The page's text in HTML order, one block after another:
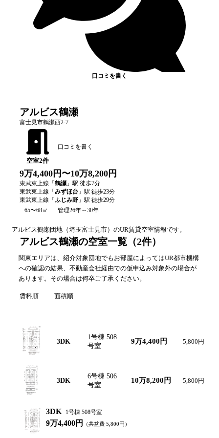
口コミを書く
アルビス鶴瀬
富士見市鶴瀬西2-7
空室2件
口コミを書く
9万4,400円〜10万8,200円
東武東上線 「 鶴瀬 」駅 徒歩7分
東武東上線 「 みずほ台 」駅 徒歩23分
東武東上線 「 ふじみ野 」駅 徒歩29分
65〜68㎡
管理26年～30年
アルビス鶴瀬団地（埼玉富士見市）のUR賃貸空室情報です。
アルビス鶴瀬の空室一覧 （2件）
関東エリアは、紹介対象団地でもお部屋によってはUR都市機構
への確認の結果、不動産会社経由での仮申込み対象外の場合が
あります。その場合は何卒ご了承ください。
賃料順 面積順
3DK
1号棟 508
号室
9万4,400円 5,800円
3DK
6号棟 506
号室
10万8,200円 5,800円
3DK 1号棟 508号室
9万4,400円 （共益費 5,800 円）